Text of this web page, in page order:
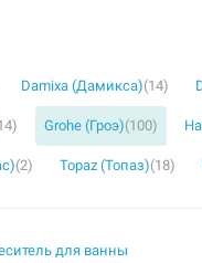
Damixa (Дамикса)(14)
Grohe (Гроэ)(100)
(2) Topaz (Топаз)(18)
для ванны